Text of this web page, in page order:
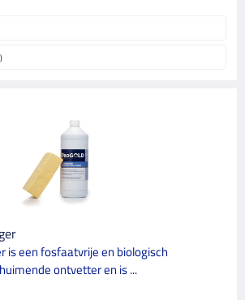
is een fosfaatvrije en biologisch
ontvetter en is ...